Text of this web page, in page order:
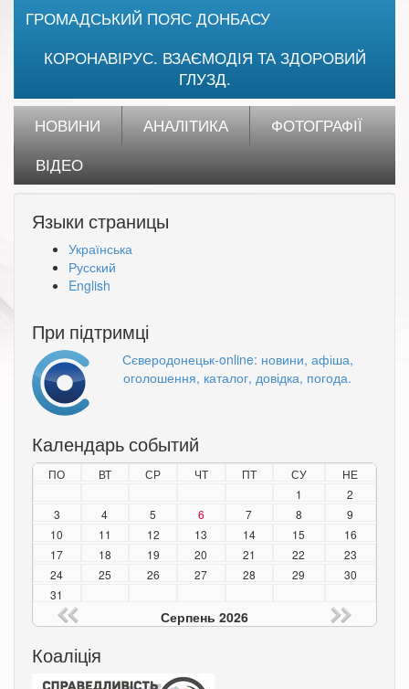
ГРОМАДСЬКИЙ ПОЯС ДОНБАСУ
КОРОНАВІРУС. ВЗАЄМОДІЯ ТА ЗДОРОВИЙ
ГЛУЗД.
НОВИНИ АНАЛІТИКА
ФОТОГРАФІЇ
ВІДЕО
Языки страницы
Українська
Русский
English
При підтримці
Сєверодонецьк-online: новини, афіша,
оголошення, каталог, довідка, погода.
Календарь событий
ПО ВТ СР ЧТ ПТ СУ
НЕ
1
2
3
4 5 6 7 8
9
10
11 12 13 14 15
16
17
18 19 20 21 22
23
24
25 26 27 28 29
30
31
Серпень 2026
Коаліція